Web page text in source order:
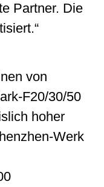
Partner. Die
von
F20/30/50
hoher
Werk